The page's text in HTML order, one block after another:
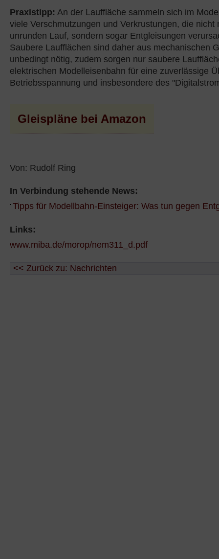
Praxistipp: An der Lauffläche sammeln sich im
viele Verschmutzungen und Verkrustungen, die nicht
unrunden Lauf, sondern sogar Entgleisungen
Saubere Laufflächen sind daher aus mechanischen
unbedingt nötig, zudem sorgen nur saubere
elektrischen Modelleisenbahn für eine zuverlässige
Betriebsspannung und insbesondere des
Gleispläne bei Amazon
Von: Rudolf Ring
In Verbindung stehende News:
Tipps für Modellbahn-Einsteiger: Was tun gegen
Links:
www.miba.de/morop/nem311_d.pdf
<< Zurück zu: Nachrichten